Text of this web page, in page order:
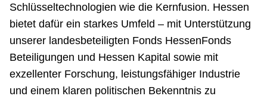
Schlüsseltechnologien wie die Kernfusion. Hessen
bietet dafür ein starkes Umfeld – mit Unterstützung
unserer landesbeteiligten Fonds HessenFonds
Beteiligungen und Hessen Kapital sowie mit
exzellenter Forschung, leistungsfähiger Industrie
und einem klaren politischen Bekenntnis zu